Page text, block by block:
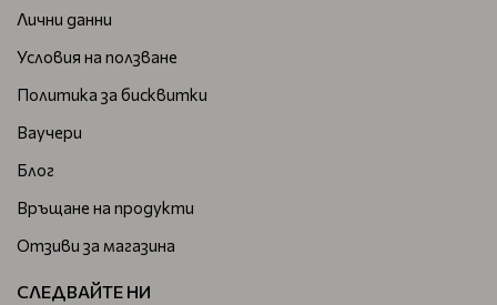
Лични данни
Условия на ползване
Политика за бисквитки
Ваучери
Блог
Връщане на продукти
Отзиви за магазина
СЛЕДВАЙТЕ НИ